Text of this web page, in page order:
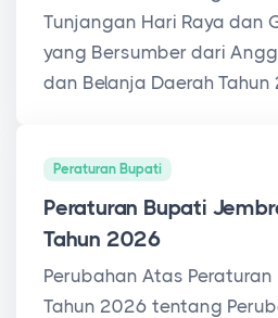
Tunjangan Hari Raya dan
yang Bersumber dari
dan Belanja Daerah Tahun
Peraturan Bupati
Peraturan Bupati
Tahun 2026
Perubahan Atas
Tahun 2026 tentang